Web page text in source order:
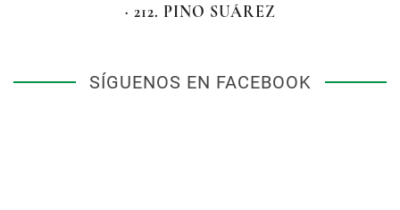
· 212. PINO SUÁREZ
SÍGUENOS EN FACEBOOK